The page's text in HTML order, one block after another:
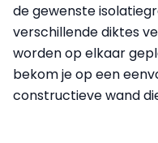
de gewenste
verschillende diktes
worden op elkaar
bekom je op een
constructieve wand